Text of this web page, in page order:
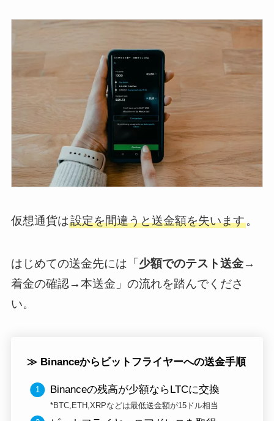
仮想通貨は設定を間違うと送金額を失います。
はじめての送金先には 「 少額でのテスト送金→
着金の確認→本送金 」の流れを踏んでくださ
い。
≫ Binanceからビットフライヤーへの送金手順
Binanceの残高が少額ならLTCに交換
*BTC,ETH,XRPなどは最低送金額が15ドル相当